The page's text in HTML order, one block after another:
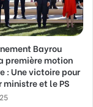
Bayrou
première motion
: Une victoire pour
ministre et le PS